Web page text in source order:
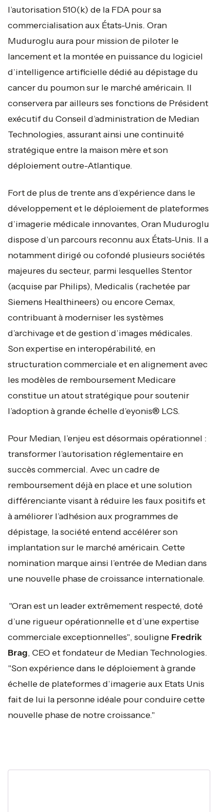
l’autorisation 510(k) de la FDA pour sa
commercialisation aux États-Unis. Oran
Muduroglu aura pour mission de piloter le
lancement et la montée en puissance du logiciel
d’intelligence artificielle dédié au dépistage du
cancer du poumon sur le marché américain. Il
conservera par ailleurs ses fonctions de Président
exécutif du Conseil d’administration de Median
Technologies, assurant ainsi une continuité
stratégique entre la maison mère et son
déploiement outre-Atlantique.
Fort de plus de trente ans d’expérience dans le
développement et le déploiement de plateformes
d’imagerie médicale innovantes, Oran Muduroglu
dispose d’un parcours reconnu aux États-Unis. Il a
notamment dirigé ou cofondé plusieurs sociétés
majeures du secteur, parmi lesquelles Stentor
(acquise par Philips), Medicalis (rachetée par
Siemens Healthineers) ou encore Cemax,
contribuant à moderniser les systèmes
d’archivage et de gestion d’images médicales.
Son expertise en interopérabilité, en
structuration commerciale et en alignement avec
les modèles de remboursement Medicare
constitue un atout stratégique pour soutenir
l’adoption à grande échelle d’eyonis® LCS.
Pour Median, l’enjeu est désormais opérationnel :
transformer l’autorisation réglementaire en
succès commercial. Avec un cadre de
remboursement déjà en place et une solution
différenciante visant à réduire les faux positifs et
à améliorer l’adhésion aux programmes de
dépistage, la société entend accélérer son
implantation sur le marché américain. Cette
nomination marque ainsi l’entrée de Median dans
une nouvelle phase de croissance internationale.
"Oran est un leader extrêmement respecté, doté
d’une rigueur opérationnelle et d’une expertise
commerciale exceptionnelles", souligne Fredrik
Brag, CEO et fondateur de Median Technologies.
"Son expérience dans le déploiement à grande
échelle de plateformes d’imagerie aux Etats Unis
fait de lui la personne idéale pour conduire cette
nouvelle phase de notre croissance."